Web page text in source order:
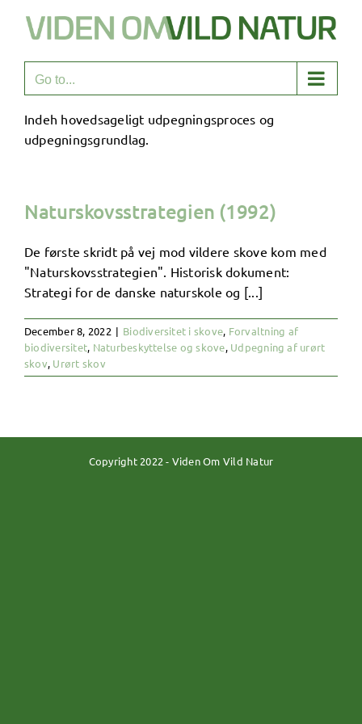
Go to...
Indeh hovedsageligt udpegningsproces og
udpegningsgrundlag.
Naturskovsstrategien (1992)
De første skridt på vej mod vildere skove kom med
"Naturskovsstrategien". Historisk dokument:
Strategi for de danske naturskole og [...]
December 8, 2022 | Biodiversitet i skove, Forvaltning af
biodiversitet, Naturbeskyttelse og skove, Udpegning af urørt
skov, Urørt skov
Copyright 2022 - Viden Om Vild Natur